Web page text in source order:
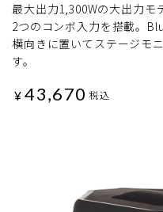
最大出力1,300Wの大出力モ
2つのコンボ入力を搭載。
横向きに置いてステージモ
す。
¥ 43,670 税込